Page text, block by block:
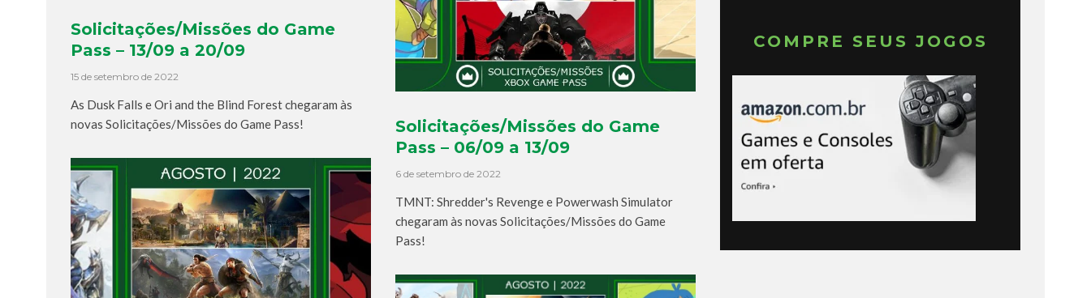
Solicitações/Missões do Game
Pass – 13/09 a 20/09
15 de setembro de 2022
As Dusk Falls e Ori and the Blind Forest chegaram às
novas Solicitações/Missões do Game Pass!
Solicitações/Missões do Game
Pass – 06/09 a 13/09
6 de setembro de 2022
TMNT: Shredder's Revenge e Powerwash Simulator
chegaram às novas Solicitações/Missões do Game
Pass!
COMPRE SEUS JOGOS